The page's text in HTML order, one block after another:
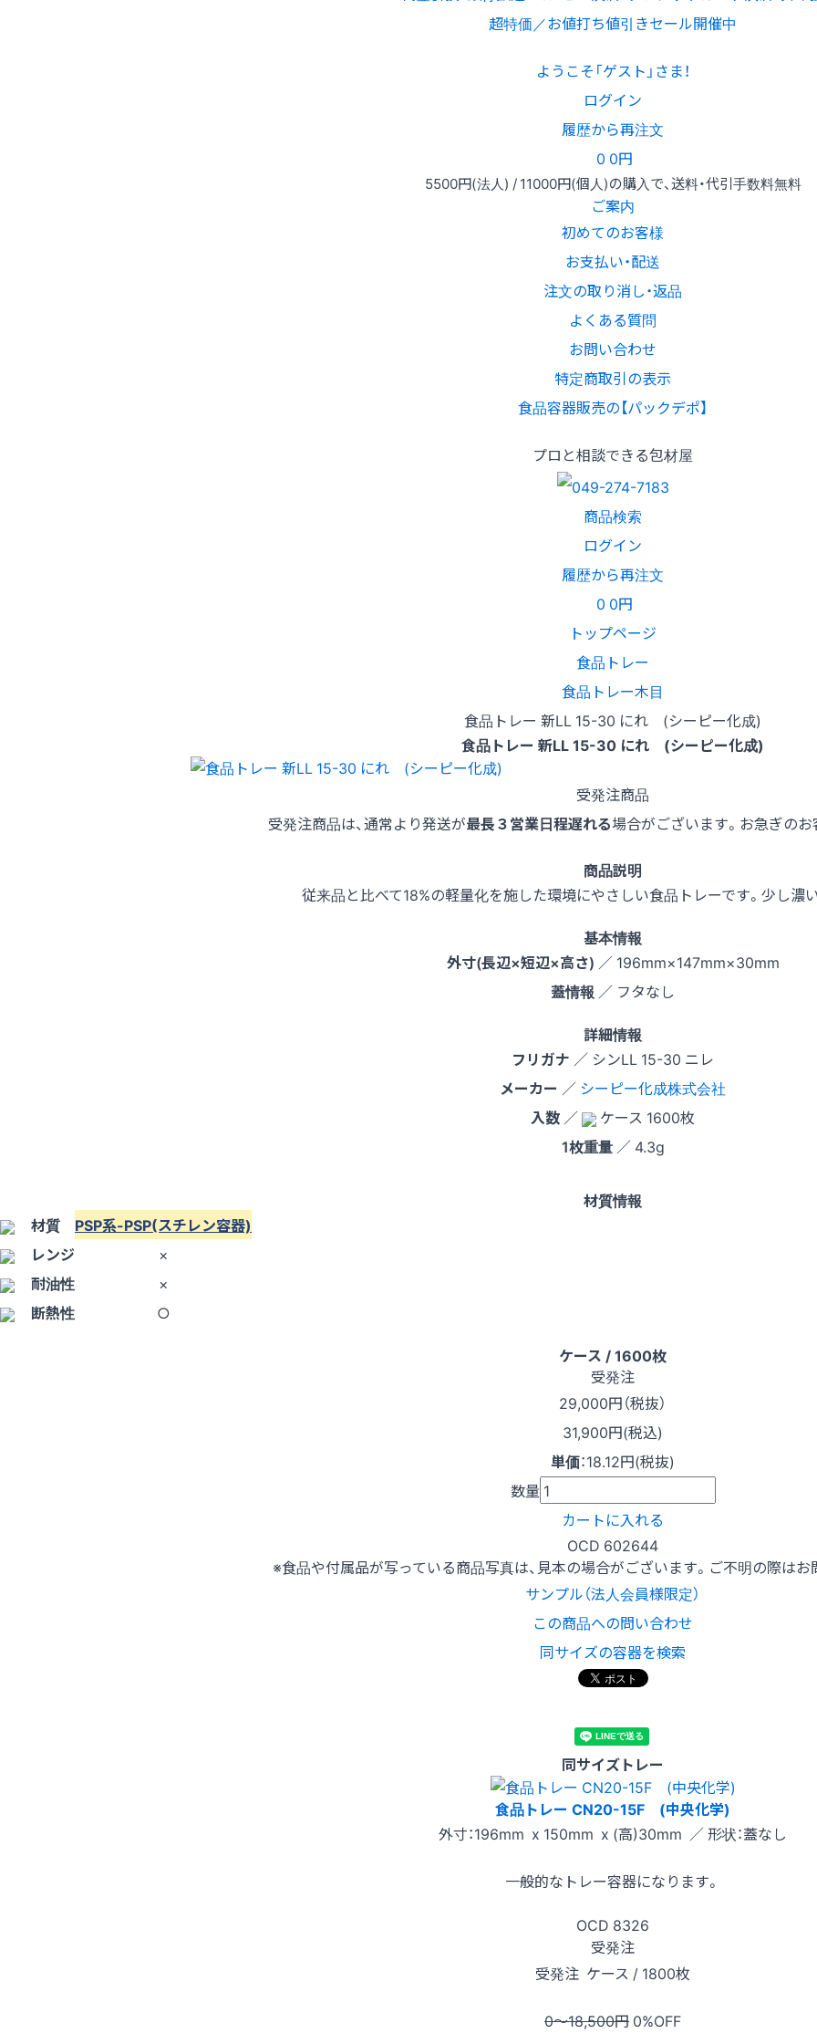
超特価／お値打ち値引きセール開催中
ようこそ「ゲスト」さま！
ログイン
履歴から再注文
0 0円
5500円(法人) /11000円(個人)の購入で、送料・代引手数料無料
ご案内
初めてのお客様
お支払い・配送
注文の取り消し・返品
よくある質問
お問い合わせ
特定商取引の表示
食品容器販売の【パックデポ】
プロと相談できる包材屋
商品検索
ログイン
履歴から再注文
0 0円
トップページ
食品トレー
食品トレー木目
食品トレー 新LL 15-30 にれ (シーピー化成)
食品トレー 新LL 15-30 にれ (シーピー化成)
受発注商品
受発注商品は、通常より発送が最長３営業日程遅れる場合がございます。お急ぎの
商品説明
従来品と比べて18%の軽量化を施した環境にやさしい食品トレーです。少し濃い
基本情報
外寸(長辺×短辺×高さ) ／ 196mm×147mm×30mm
蓋情報 ／ フタなし
詳細情報
フリガナ ／ シンLL 15-30 ニレ
メーカー ／ シーピー化成株式会社
入数 ／
ケース 1600枚
1枚重量／ 4.3g
材質情報
材質 PSP系-PSP(スチレン容器)
レンジ
×
耐油性
×
断熱性
○
ケース / 1600枚
受発注
29,000円（税抜）
31,900円(税込)
単価：18.12円(税抜)
数量
カートに入れる
OCD 602644
※食品や付属品が写っている商品写真は、見本の場合がございます。ご不明の際はお
サンプル（法人会員様限定）
この商品への問い合わせ
同サイズの容器を検索
同サイズトレー
食品トレー CN20-15F (中央化学)
外寸：196mm x 150mm x (高)30mm ／ 形状：蓋なし
一般的なトレー容器になります。
OCD 8326
受発注
受発注 ケース / 1800枚
0〜18,500円 0%OFF